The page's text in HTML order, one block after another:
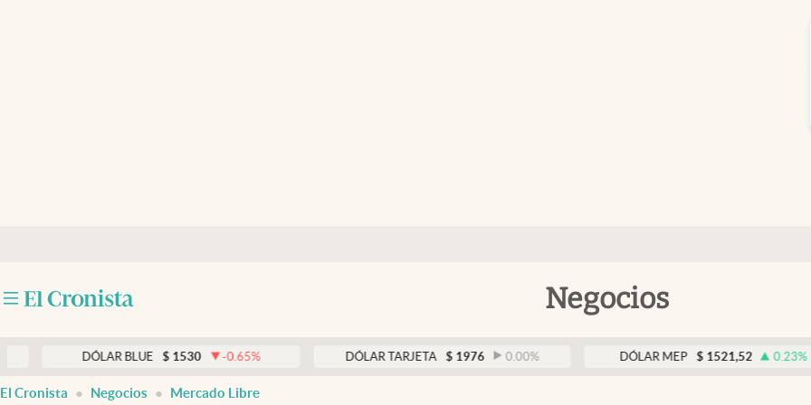
Negocios
DÓLAR BLUE $ 1530 -0.65% DÓLAR TARJETA $ 1976 0.00% DÓLAR MEP $ 1521,52 0.23%
El Cronista Negocios Mercado Libre